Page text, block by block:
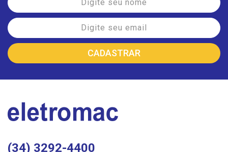
(34) 3292-4400